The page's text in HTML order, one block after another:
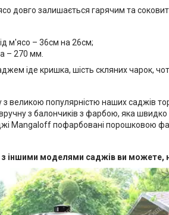
довго залишається гарячим та
м'ясо – 36см на 26см;
– 270 мм.
іде кришка, шість скляних чарок,
з великою популярністю наших саджів
з балончиків з фарбою, яка швидко
Mangaloff пофарбовані порошковою
іншими моделями саджів ви можете,